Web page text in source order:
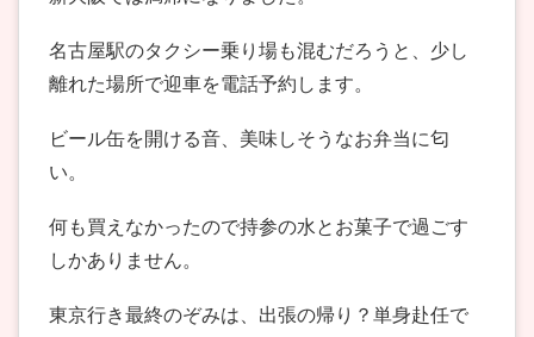
名古屋駅のタクシー乗り場も混むだろうと、少し
離れた場所で迎車を電話予約します。
ビール缶を開ける音、美味しそうなお弁当に匂
い。
何も買えなかったので持参の水とお菓子で過ごす
しかありません。
東京行き最終のぞみは、出張の帰り？単身赴任で